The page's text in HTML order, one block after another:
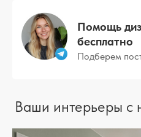
Помощь
бесплатно
Подберем
Ваши интерьеры с